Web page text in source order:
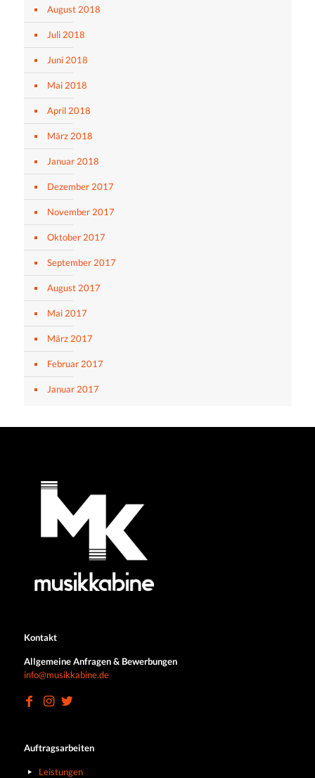
August 2018
Juli 2018
Juni 2018
Mai 2018
April 2018
März 2018
Januar 2018
Dezember 2017
November 2017
Oktober 2017
September 2017
August 2017
Mai 2017
März 2017
Februar 2017
Januar 2017
Kontakt
Allgemeine Anfragen & Bewerbungen
info@musikkabine.de
Auftragsarbeiten
Leistungen